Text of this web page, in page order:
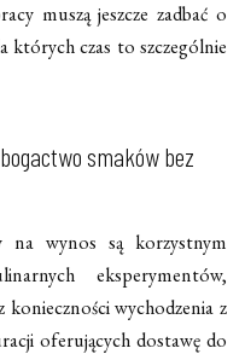
muszą jeszcze zadbać o
których czas to szczególnie
smaków bez
wynos są korzystnym
eksperymentów,
wychodzenia z
oferujących dostawę do